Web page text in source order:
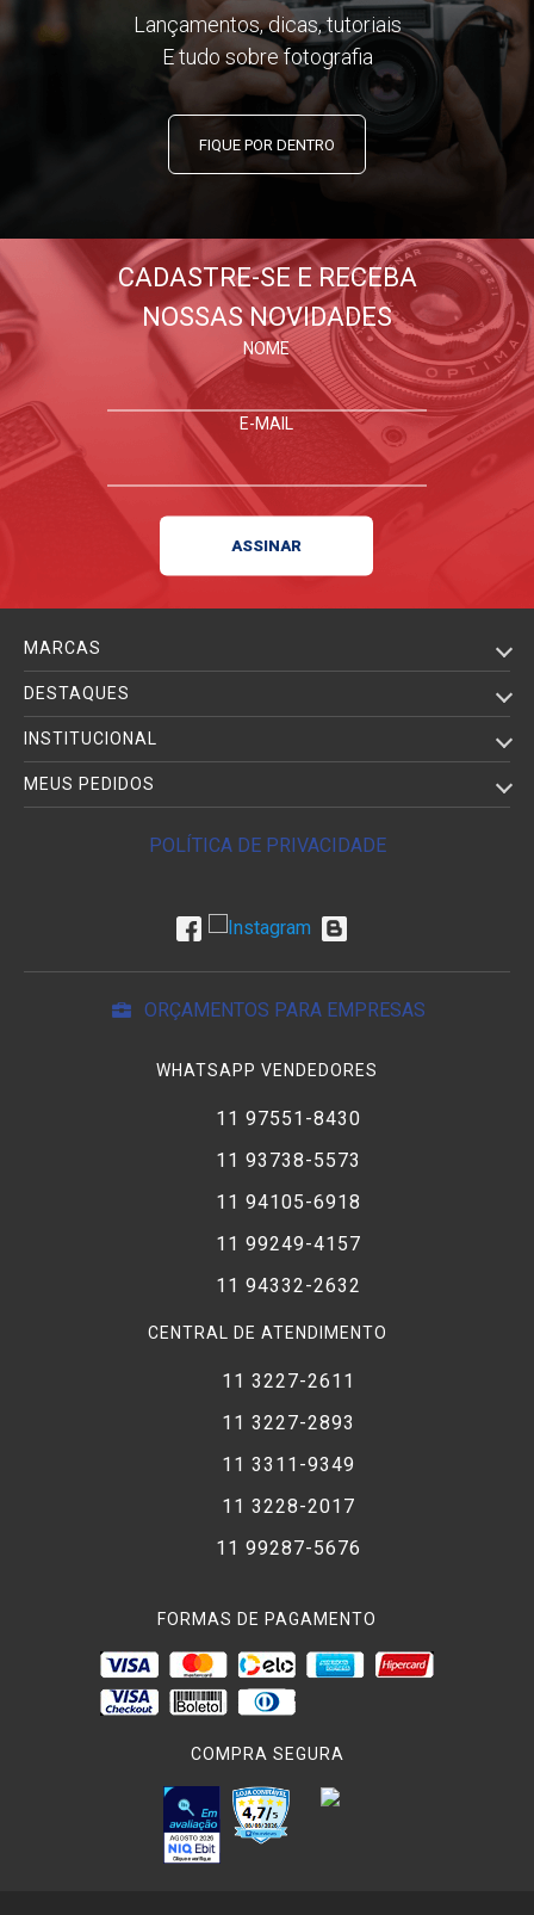
Lançamentos, dicas, tutoriais
E tudo sobre fotografia
FIQUE POR DENTRO
CADASTRE-SE E RECEBA
NOSSAS NOVIDADES
NOME
E-MAIL
MARCAS
DESTAQUES
INSTITUCIONAL
MEUS PEDIDOS
POLÍTICA DE PRIVACIDADE
ORÇAMENTOS PARA EMPRESAS
WHATSAPP VENDEDORES
11 97551-8430
11 93738-5573
11 94105-6918
11 99249-4157
11 94332-2632
CENTRAL DE ATENDIMENTO
11 3227-2611
11 3227-2893
11 3311-9349
11 3228-2017
11 99287-5676
FORMAS DE PAGAMENTO
COMPRA SEGURA